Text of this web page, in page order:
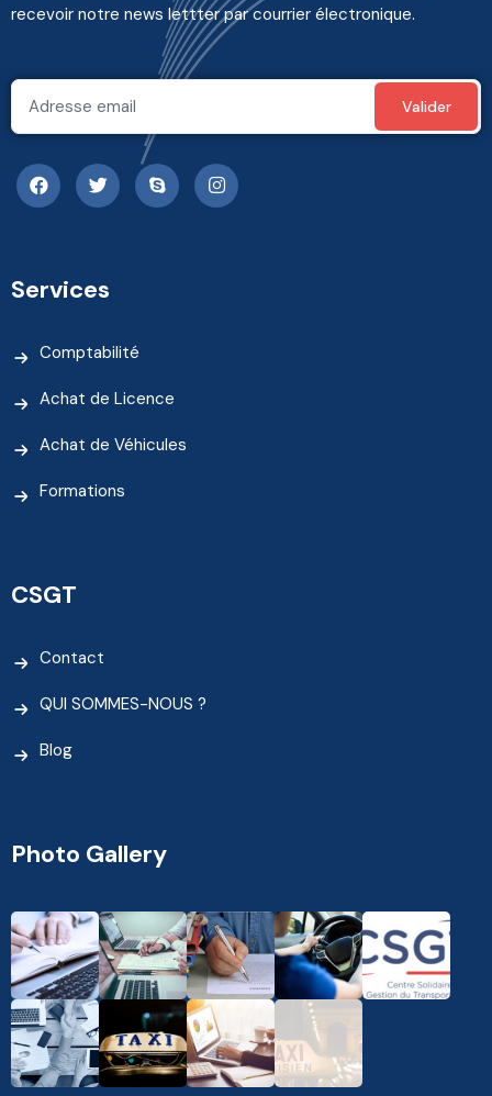
recevoir notre news lettter par courrier électronique.
Services
Comptabilité
Achat de Licence
Achat de Véhicules
Formations
CSGT
Contact
QUI SOMMES-NOUS ?
Blog
Photo Gallery